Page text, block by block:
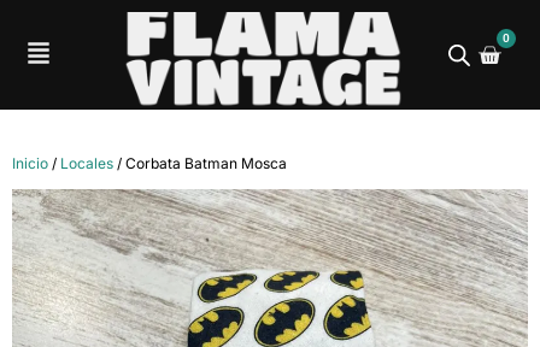
0
Inicio / Locales / Corbata Batman Mosca